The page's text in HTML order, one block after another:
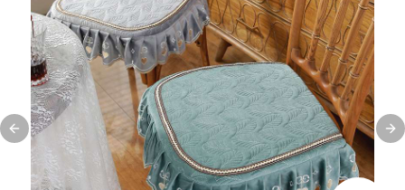
Previous slide